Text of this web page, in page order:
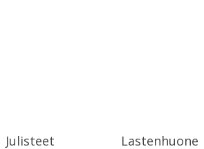
Julisteet Lastenhuone